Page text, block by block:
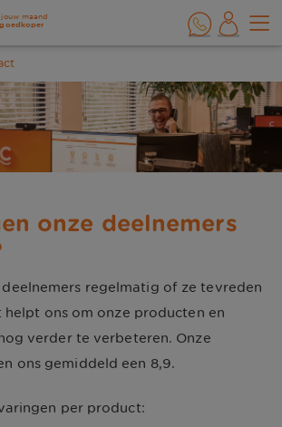
maand
onze deelnemers
regelmatig of ze tevreden
helpt ons om onze producten en
verder te verbeteren. Onze
ons gemiddeld een 8,9.
per product: